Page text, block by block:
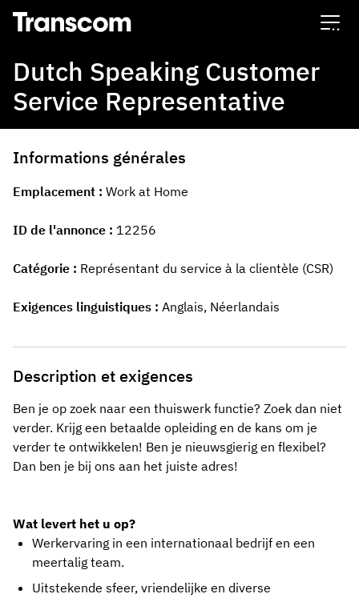
Transcom
Dutch Speaking Customer
Service Representative
Informations générales
Emplacement Work at Home
ID de l'annonce 12256
Catégorie Représentant du service à la clientèle (CSR)
Exigences linguistiques Anglais, Néerlandais
Description et exigences
Ben je op zoek naar een thuiswerk functie? Zoek dan niet
verder. Krijg een betaalde opleiding en de kans om je
verder te ontwikkelen! Ben je nieuwsgierig en flexibel?
Dan ben je bij ons aan het juiste adres!
Wat levert het u op?
Werkervaring in een internationaal bedrijf en een
meertalig team.
Uitstekende sfeer, vriendelijke en diverse